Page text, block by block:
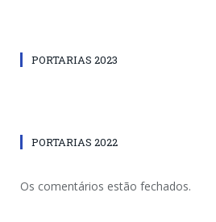
PORTARIAS 2023
PORTARIAS 2022
Os comentários estão fechados.